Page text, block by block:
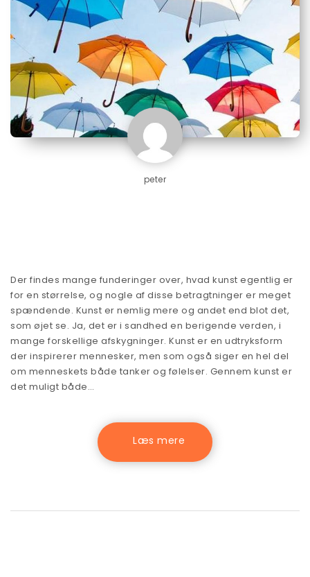
peter
Der findes mange funderinger over, hvad kunst egentlig er
for en størrelse, og nogle af disse betragtninger er meget
spændende. Kunst er nemlig mere og andet end blot det,
som øjet se. Ja, det er i sandhed en berigende verden, i
mange forskellige afskygninger. Kunst er en udtryksform
der inspirerer mennesker, men som også siger en hel del
om menneskets både tanker og følelser. Gennem kunst er
det muligt både…